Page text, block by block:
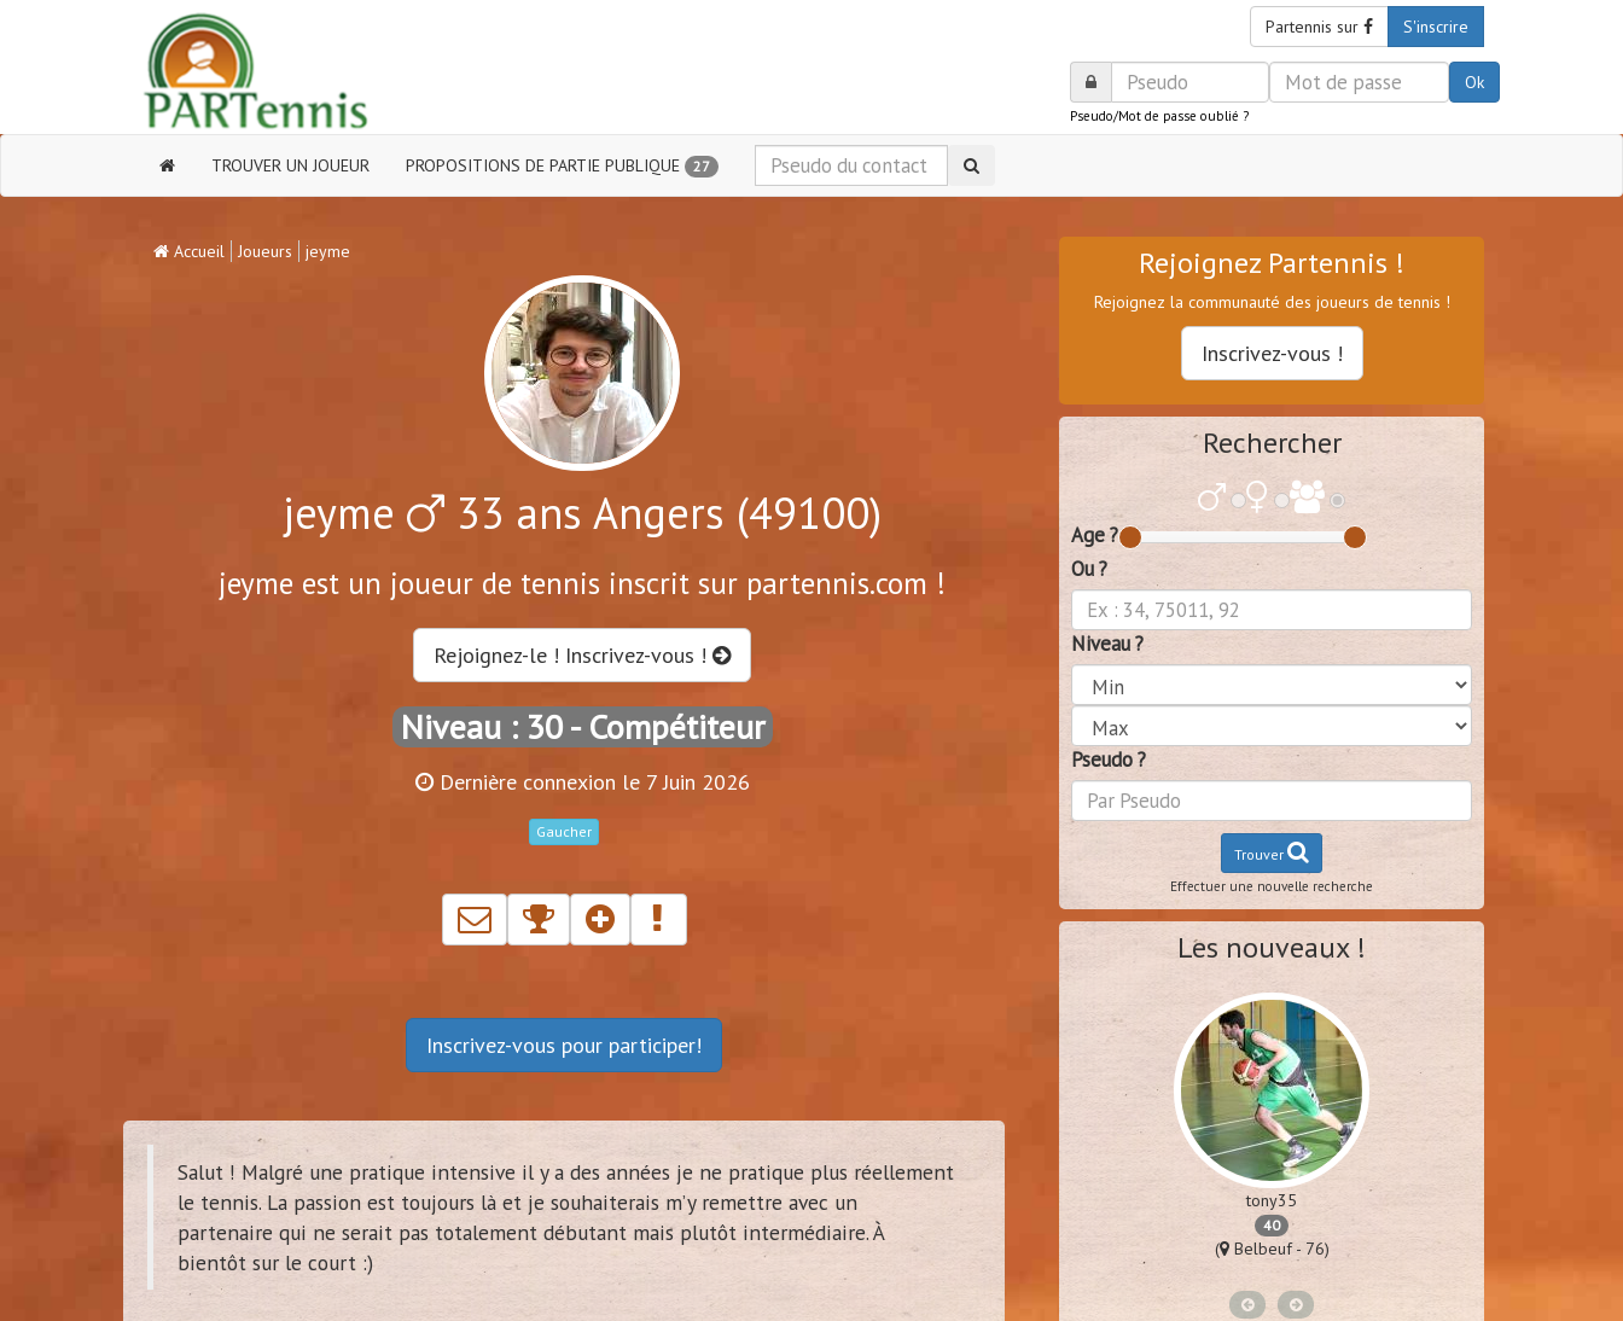
Partennis sur S'inscrire
Ok
Pseudo/Mot de passe oublié ?
TROUVER UN JOUEUR PROPOSITIONS DE PARTIE PUBLIQUE 27
Accueil Joueurs jeyme
jeyme 33 ans Angers (49100)
jeyme est un joueur de tennis inscrit sur partennis.com !
Rejoignez-le ! Inscrivez-vous !
Niveau : 30- Compétiteur
Dernière connexion le 7 Juin 2026
Gaucher
Inscrivez-vous pour participer!
Salut ! Malgré une pratique intensive il y a des années je ne pratique plus réellement
le tennis. La passion est toujours là et je souhaiterais m’y remettre avec un
partenaire qui ne serait pas totalement débutant mais plutôt intermédiaire. À
bientôt sur le court :)
Rejoignez Partennis !
Rejoignez la communauté des joueurs de tennis !
Inscrivez-vous !
Rechercher
Age ?
Ou ?
Niveau ?
Pseudo ?
Trouver
Effectuer une nouvelle recherche
Les nouveaux !
Vanves - 92)
tony35
40
( Belbeuf - 76)